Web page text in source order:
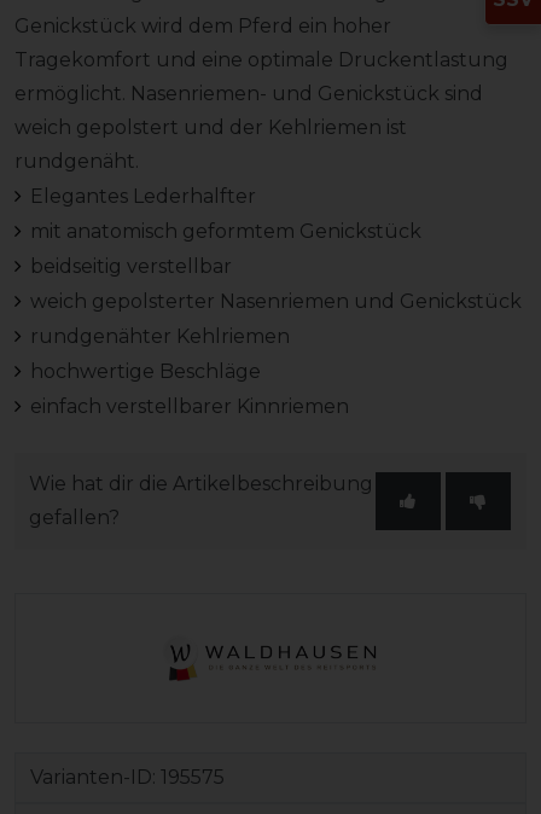
Genickstück wird dem Pferd ein hoher
Tragekomfort und eine optimale Druckentlastung
ermöglicht. Nasenriemen- und Genickstück sind
weich gepolstert und der Kehlriemen ist
rundgenäht.
Elegantes Lederhalfter
mit anatomisch geformtem Genickstück
beidseitig verstellbar
weich gepolsterter Nasenriemen und Genickstück
rundgenähter Kehlriemen
hochwertige Beschläge
einfach verstellbarer Kinnriemen
Wie hat dir die Artikelbeschreibung
gefallen?
Varianten-ID: 195575